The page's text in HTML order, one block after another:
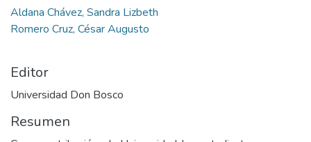
Aldana Chávez, Sandra Lizbeth
Romero Cruz, César Augusto
Editor
Universidad Don Bosco
Resumen